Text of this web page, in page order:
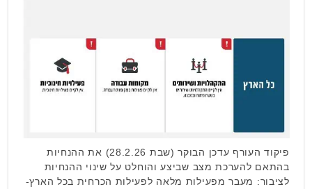
פיקוד העורף עדכן הבוקר (שבת 28.2.26) את ההנחיות
בהתאם להערכת מצב שביצע והוחלט על שינוי ההנחיות
לציבור: מעבר מפעילות מלאה לפעילות הכרחית בכל הארץ-